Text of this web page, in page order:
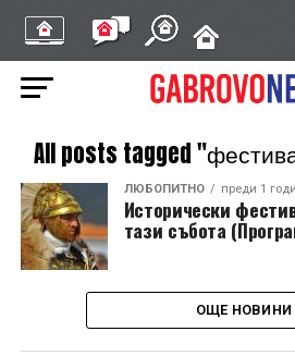
All posts tagged
ЛЮБОПИТНО преди 1
Исторически
тази събота
ОЩЕ НОВИНИ